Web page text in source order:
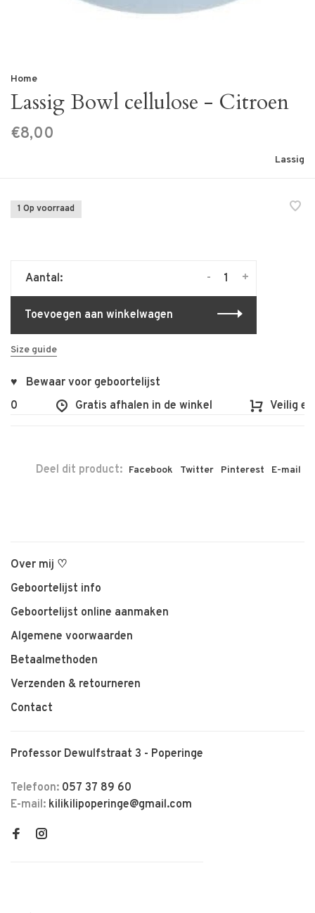
Home
Lassig Bowl cellulose - Citroen
€8,00
Lassig
1 Op voorraad
Aantal: +
-
Toevoegen aan winkelwagen
Size guide
♥ Bewaar voor geboortelijst
Gratis afhalen in de winkel Veilig en
Deel dit product: Facebook Twitter Pinterest E-mail
Over mij ♡
Geboortelijst info
Geboortelijst online aanmaken
Algemene voorwaarden
Betaalmethoden
Verzenden & retourneren
Contact
Professor Dewulfstraat 3 - Poperinge
Telefoon: 057 37 89 60
E-mail: kilikilipoperinge@gmail.com